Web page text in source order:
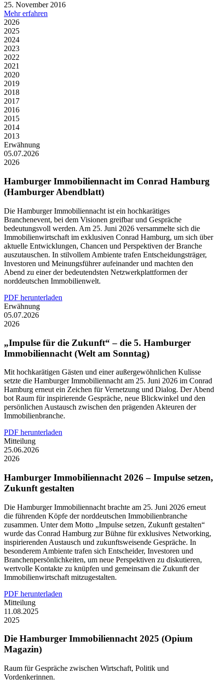
25. November 2016
Mehr erfahren
2026
2025
2024
2023
2022
2021
2020
2019
2018
2017
2016
2015
2014
2013
Erwähnung
05.07.2026
2026
Hamburger Immobiliennacht im Conrad Hamburg
(Hamburger Abendblatt)
Die Hamburger Immobiliennacht ist ein hochkarätiges
Branchenevent, bei dem Visionen greifbar und Gespräche
bedeutungsvoll werden. Am 25. Juni 2026 versammelte sich die
Immobilienwirtschaft im exklusiven Conrad Hamburg, um sich über
aktuelle Entwicklungen, Chancen und Perspektiven der Branche
auszutauschen. In stilvollem Ambiente trafen Entscheidungsträger,
Investoren und Meinungsführer aufeinander und machten den
Abend zu einer der bedeutendsten Netzwerkplattformen der
norddeutschen Immobilienwelt.
PDF herunterladen
Erwähnung
05.07.2026
2026
„Impulse für die Zukunft“ – die 5. Hamburger
Immobiliennacht (Welt am Sonntag)
Mit hochkarätigen Gästen und einer außergewöhnlichen Kulisse
setzte die Hamburger Immobiliennacht am 25. Juni 2026 im Conrad
Hamburg erneut ein Zeichen für Vernetzung und Dialog. Der Abend
bot Raum für inspirierende Gespräche, neue Blickwinkel und den
persönlichen Austausch zwischen den prägenden Akteuren der
Immobilienbranche.
PDF herunterladen
Mitteilung
25.06.2026
2026
Hamburger Immobiliennacht 2026 – Impulse setzen,
Zukunft gestalten
Die Hamburger Immobiliennacht brachte am 25. Juni 2026 erneut
die führenden Köpfe der norddeutschen Immobilienbranche
zusammen. Unter dem Motto „Impulse setzen, Zukunft gestalten“
wurde das Conrad Hamburg zur Bühne für exklusives Networking,
inspirierenden Austausch und zukunftsweisende Gespräche. In
besonderem Ambiente trafen sich Entscheider, Investoren und
Branchenpersönlichkeiten, um neue Perspektiven zu diskutieren,
wertvolle Kontakte zu knüpfen und gemeinsam die Zukunft der
Immobilienwirtschaft mitzugestalten.
PDF herunterladen
Mitteilung
11.08.2025
2025
Die Hamburger Immobiliennacht 2025 (Opium
Magazin)
Raum für Gespräche zwischen Wirtschaft, Politik und
Vordenkerinnen.